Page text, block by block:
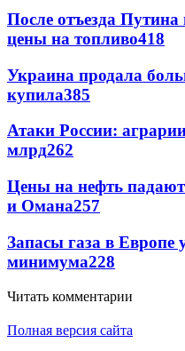
После отъезда Путина
цены на топливо418
Украина продала
купила385
Атаки России:
млрд262
Цены на нефть падают
и Омана257
Запасы газа в Европе
минимума228
Читать комментарии
Полная версия сайта